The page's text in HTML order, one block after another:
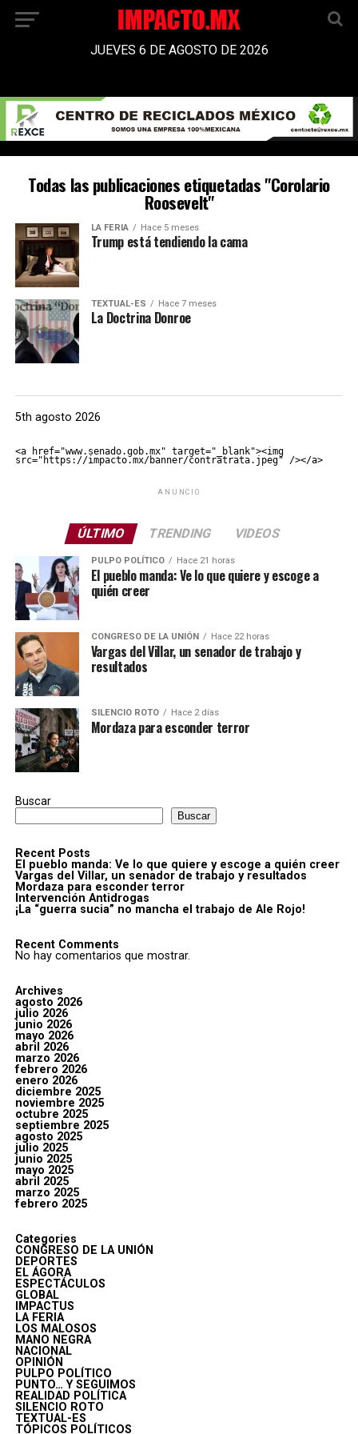
JUEVES 6 DE AGOSTO DE 2026
Todas las publicaciones etiquetadas "Corolario
Roosevelt"
LA FERIA Hace 5 meses
Trump está tendiendo la cama
TEXTUAL-ES Hace 7 meses
La Doctrina Donroe
5th agosto 2026
<a href="www.senado.gob.mx" target="_blank"><img
src="https://impacto.mx/banner/contratrata.jpeg" /></a>
ANUNCIO
ÚLTIMO TRENDING VIDEOS
PULPO POLÍTICO Hace 21 horas
El pueblo manda: Ve lo que quiere y escoge a
quién creer
CONGRESO DE LA UNIÓN Hace 22 horas
Vargas del Villar, un senador de trabajo y
resultados
SILENCIO ROTO Hace 2 días
Mordaza para esconder terror
Buscar
Buscar
Recent Posts
El pueblo manda: Ve lo que quiere y escoge a quién creer
Vargas del Villar, un senador de trabajo y resultados
Mordaza para esconder terror
Intervención Antidrogas
¡La “guerra sucia” no mancha el trabajo de Ale Rojo!
Recent Comments
No hay comentarios que mostrar.
Archives
agosto 2026
julio 2026
junio 2026
mayo 2026
abril 2026
marzo 2026
febrero 2026
enero 2026
diciembre 2025
noviembre 2025
octubre 2025
septiembre 2025
agosto 2025
julio 2025
junio 2025
mayo 2025
abril 2025
marzo 2025
febrero 2025
Categories
CONGRESO DE LA UNIÓN
DEPORTES
EL ÁGORA
ESPECTÁCULOS
GLOBAL
IMPACTUS
LA FERIA
LOS MALOSOS
MANO NEGRA
NACIONAL
OPINIÓN
PULPO POLÍTICO
PUNTO… Y SEGUIMOS
REALIDAD POLÍTICA
SILENCIO ROTO
TEXTUAL-ES
TÓPICOS POLÍTICOS